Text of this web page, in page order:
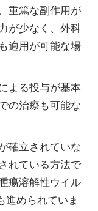
重篤な副作用が
が少なく、外科
適用が可能な場
よる投与が基本
の治療も可能な
確立されていな
れている方法で
瘍溶解性ウイル
進められていま